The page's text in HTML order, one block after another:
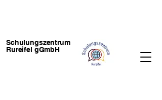
Schulungszentrum
Rureifel gGmbH